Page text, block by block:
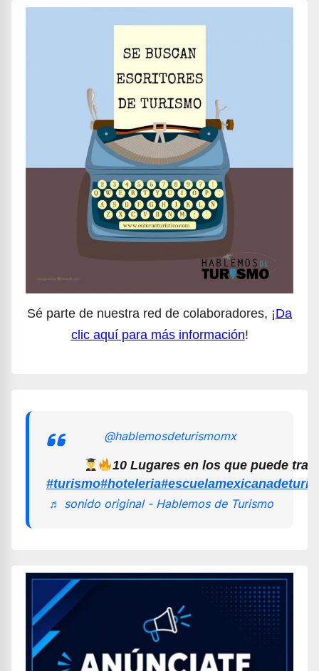
Sé parte de nuestra red de colaboradores, ¡Da
clic aquí para más información!
@hablemosdeturismomx
10 Lugares en los que puede
#turismo#hoteleria
♬ sonido original - Hablemos de Turismo